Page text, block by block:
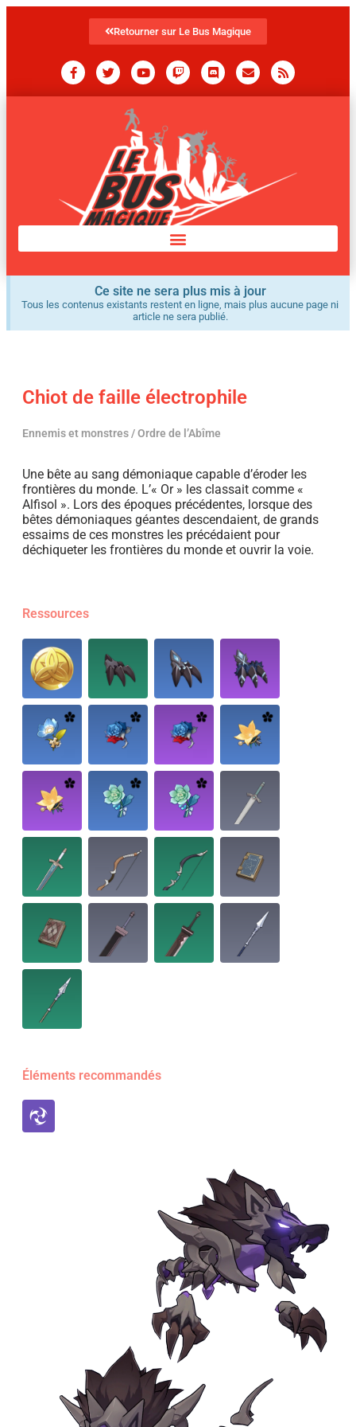
Retourner sur Le Bus Magique
Ce site ne sera plus mis à jour
Tous les contenus existants restent en ligne, mais plus aucune page ni
article ne sera publié.
Chiot de faille électrophile
Ennemis et monstres / Ordre de l’Abîme
Une bête au sang démoniaque capable d’éroder les
frontières du monde. L’« Or » les classait comme «
Alfisol ». Lors des époques précédentes, lorsque des
bêtes démoniaques géantes descendaient, de grands
essaims de ces monstres les précédaient pour
déchiqueter les frontières du monde et ouvrir la voie.
Ressources
Éléments recommandés